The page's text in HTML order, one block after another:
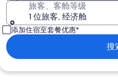
旅客、客舱等级
1 位旅客, 经济舱
添加住宿至套餐优惠*
搜